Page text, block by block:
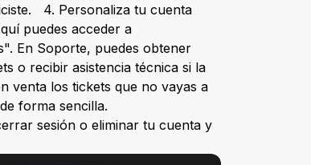
4. Personaliza tu cuenta
puedes acceder a
En Soporte, puedes obtener
o recibir asistencia técnica si la
venta los tickets que no vayas a
forma sencilla.
sesión o eliminar tu cuenta y